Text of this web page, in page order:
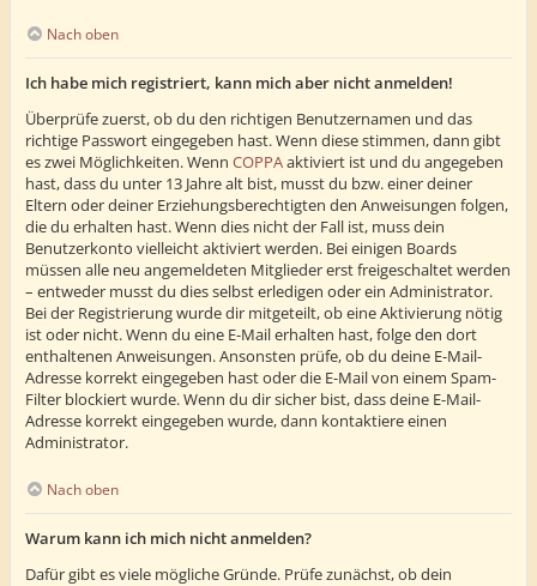
Nach oben
Ich habe mich registriert, kann mich aber nicht anmelden!
Überprüfe zuerst, ob du den richtigen Benutzernamen und das
richtige Passwort eingegeben hast. Wenn diese stimmen, dann gibt
es zwei Möglichkeiten. Wenn COPPAaktiviert ist und du angegeben
hast, dass du unter 13 Jahre alt bist, musst du bzw. einer deiner
Eltern oder deiner Erziehungsberechtigten den Anweisungen folgen,
die du erhalten hast. Wenn dies nicht der Fall ist, muss dein
Benutzerkonto vielleicht aktiviert werden. Bei einigen Boards
müssen alle neu angemeldeten Mitglieder erst freigeschaltet werden
– entweder musst du dies selbst erledigen oder ein Administrator.
Bei der Registrierung wurde dir mitgeteilt, ob eine Aktivierung nötig
ist oder nicht. Wenn du eine E-Mail erhalten hast, folge den dort
enthaltenen Anweisungen. Ansonsten prüfe, ob du deine E-Mail-
Adresse korrekt eingegeben hast oder die E-Mail von einem Spam-
Filter blockiert wurde. Wenn du dir sicher bist, dass deine E-Mail-
Adresse korrekt eingegeben wurde, dann kontaktiere einen
Administrator.
Nach oben
Warum kann ich mich nicht anmelden?
Dafür gibt es viele mögliche Gründe. Prüfe zunächst, ob dein